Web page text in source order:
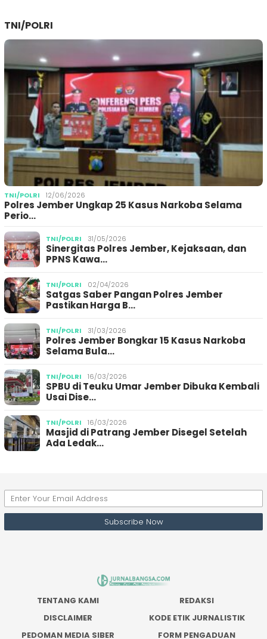
TNI/POLRI
TNI/POLRI 12/06/2026
Polres Jember Ungkap 25 Kasus Narkoba Selama
Perio…
TNI/POLRI 31/05/2026
Sinergitas Polres Jember, Kejaksaan, dan
PPNS Kawa…
TNI/POLRI 02/04/2026
Satgas Saber Pangan Polres Jember
Pastikan Harga B…
TNI/POLRI 31/03/2026
Polres Jember Bongkar 15 Kasus Narkoba
Selama Bula…
TNI/POLRI 16/03/2026
SPBU di Teuku Umar Jember Dibuka Kembali
Usai Dise…
TNI/POLRI 16/03/2026
Masjid di Patrang Jember Disegel Setelah
Ada Ledak…
TENTANG KAMI
REDAKSI
DISCLAIMER
KODE ETIK JURNALISTIK
PEDOMAN MEDIA SIBER
FORM PENGADUAN